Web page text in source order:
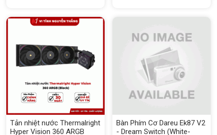
Tản nhiệt nước Thermalright
Hyper Vision 360 ARGB
Bàn Phím Cơ Dareu Ek87 V2
- Dream Switch (White-